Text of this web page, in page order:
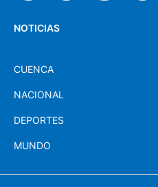
NOTICIAS
CUENCA
NACIONAL
DEPORTES
MUNDO